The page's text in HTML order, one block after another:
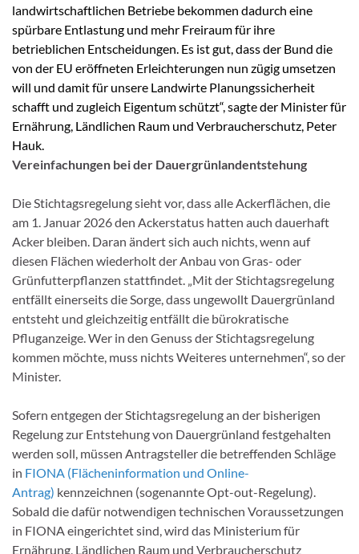
landwirtschaftlichen Betriebe bekommen dadurch eine
spürbare Entlastung und mehr Freiraum für ihre
betrieblichen Entscheidungen. Es ist gut, dass der Bund die
von der EU eröffneten Erleichterungen nun zügig umsetzen
will und damit für unsere Landwirte Planungssicherheit
schafft und zugleich Eigentum schützt“, sagte der Minister für
Ernährung, Ländlichen Raum und Verbraucherschutz, Peter
Hauk.
Vereinfachungen bei der Dauergrünlandentstehung
Die Stichtagsregelung sieht vor, dass alle Ackerflächen, die
am 1. Januar 2026 den Ackerstatus hatten auch dauerhaft
Acker bleiben. Daran ändert sich auch nichts, wenn auf
diesen Flächen wiederholt der Anbau von Gras- oder
Grünfutterpflanzen stattfindet. „Mit der Stichtagsregelung
entfällt einerseits die Sorge, dass ungewollt Dauergrünland
entsteht und gleichzeitig entfällt die bürokratische
Pfluganzeige. Wer in den Genuss der Stichtagsregelung
kommen möchte, muss nichts Weiteres unternehmen“, so der
Minister.
Sofern entgegen der Stichtagsregelung an der bisherigen
Regelung zur Entstehung von Dauergrünland festgehalten
werden soll, müssen Antragsteller die betreffenden Schläge
in FIONA (Flächeninformation und Online-
Antrag) kennzeichnen (sogenannte Opt-out-Regelung).
Sobald die dafür notwendigen technischen Voraussetzungen
in FIONA eingerichtet sind, wird das Ministerium für
Ernährung, Ländlichen Raum und Verbraucherschutz